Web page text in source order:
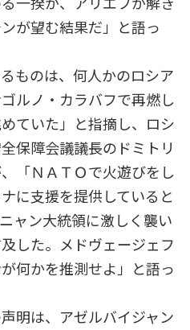
が望む結果だ」と語っ
ものは、何人かのロシア
ルノ・カラバフで再燃し
ていた」と指摘し、ロシ
保障会議議長のドミトリ
「ＮＡＴＯで火遊びをし
に支援を提供していると
ャン大統領に激しく襲い
した。メドヴェージェフ
何かを推測せよ」と語っ
明は、アゼルバイジャン